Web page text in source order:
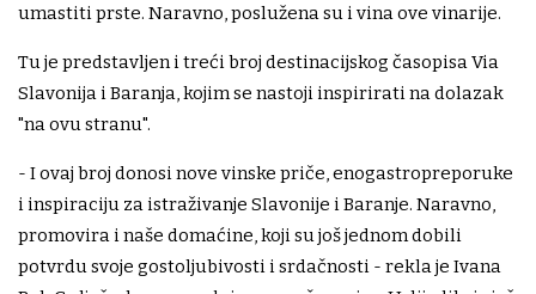
umastiti prste. Naravno, poslužena su i vina ove vinarije.
Tu je predstavljen i treći broj destinacijskog časopisa Via
Slavonija i Baranja, kojim se nastoji inspirirati na dolazak
"na ovu stranu".
- I ovaj broj donosi nove vinske priče, enogastropreporuke
i inspiraciju za istraživanje Slavonije i Baranje. Naravno,
promovira i naše domaćine, koji su još jednom dobili
potvrdu svoje gostoljubivosti i srdačnosti - rekla je Ivana